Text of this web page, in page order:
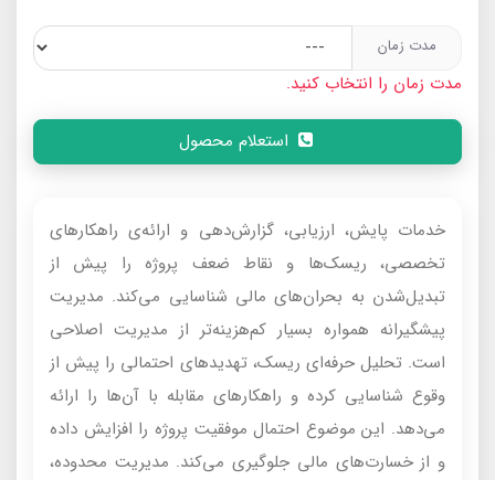
مدت زمان
مدت زمان را انتخاب کنید.
خدمات پایش، ارزیابی، گزارش‌دهی و ارائه‌ی راهکارهای
تخصصی، ریسک‌ها و نقاط ضعف پروژه را پیش از
تبدیل‌شدن به بحران‌های مالی شناسایی می‌کند. مدیریت
پیشگیرانه همواره بسیار کم‌هزینه‌تر از مدیریت اصلاحی
است. تحلیل حرفه‌ای ریسک، تهدیدهای احتمالی را پیش از
وقوع شناسایی کرده و راهکارهای مقابله با آن‌ها را ارائه
می‌دهد. این موضوع احتمال موفقیت پروژه را افزایش داده
و از خسارت‌های مالی جلوگیری می‌کند. مدیریت محدوده،